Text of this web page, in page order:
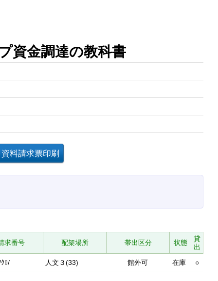
ップ資金調達の教科書
求番号 配架場所 帯出区分 状態
貸
出
ﾛ/ 人文３(33) 館外可 在庫 ○